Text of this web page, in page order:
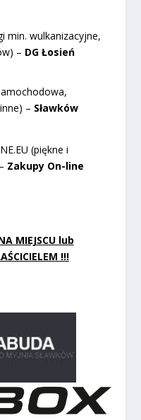
min. wulkanizacyjne,
– DG Łosień
– Sławków
(piękne i
Zakupy On-line
MIEJSCU lub
!!!